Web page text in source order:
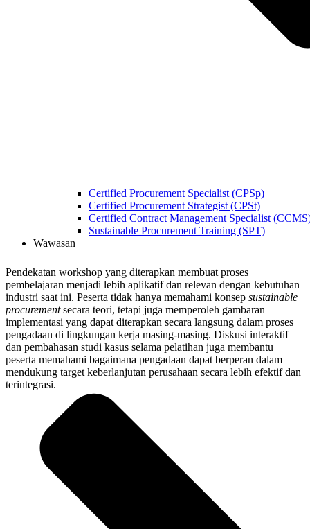
Certified Procurement Specialist (CPSp)
Certified Procurement Strategist (CPSt)
Certified Contract Management Specialist
Sustainable Procurement Training (SPT)
Wawasan
Pendekatan workshop yang diterapkan membuat proses
pembelajaran menjadi lebih aplikatif dan relevan dengan kebutuhan
industri saat ini. Peserta tidak hanya memahami konsep sustainable
procurementsecara teori, tetapi juga memperoleh gambaran
implementasi yang dapat diterapkan secara langsung dalam proses
pengadaan di lingkungan kerja masing-masing. Diskusi interaktif
dan pembahasan studi kasus selama pelatihan juga membantu
peserta memahami bagaimana pengadaan dapat berperan dalam
mendukung target keberlanjutan perusahaan secara lebih efektif dan
terintegrasi.